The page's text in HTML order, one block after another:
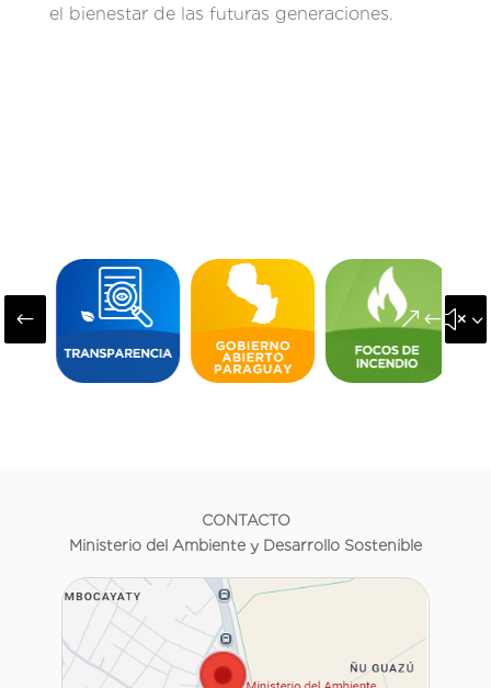
el bienestar de las futuras generaciones.
#
CONTACTO
Ministerio del Ambiente y Desarrollo Sostenible